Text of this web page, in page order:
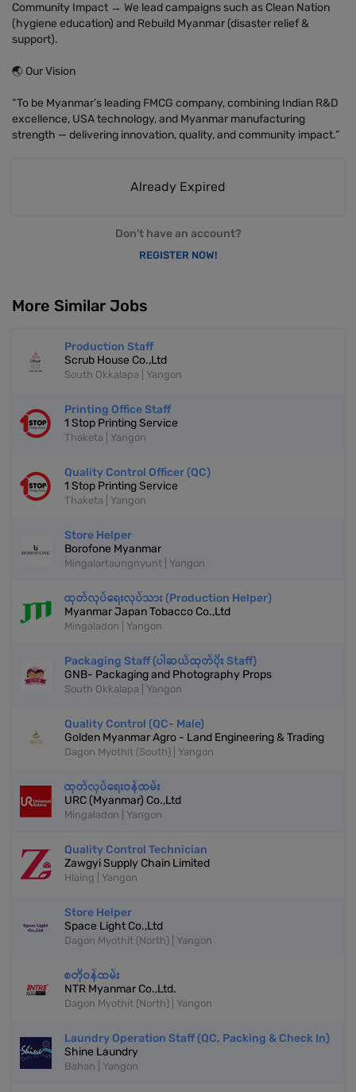
Community Impact → We lead campaigns such as Clean Nation
(hygiene education) and Rebuild Myanmar (disaster relief &
support).
🌏 Our Vision
“To be Myanmar’s leading FMCG company, combining Indian R&D
excellence, USA technology, and Myanmar manufacturing
strength — delivering innovation, quality, and community impact.”
Already Expired
Don't have an account?
REGISTER NOW!
More Similar Jobs
Production Staff
Scrub House Co.,Ltd
South Okkalapa | Yangon
Printing Office Staff
1 Stop Printing Service
Thaketa | Yangon
Quality Control Officer (QC)
1 Stop Printing Service
Thaketa | Yangon
Store Helper
Borofone Myanmar
Mingalartaungnyunt | Yangon
ထုတ်လုပ်ရေးလုပ်သား (Production Helper)
Myanmar Japan Tobacco Co.,Ltd
Mingaladon | Yangon
Packaging Staff (ပါဆယ်ထုတ်ပိုး Staff)
GNB- Packaging and Photography Props
South Okkalapa | Yangon
Quality Control (QC- Male)
Golden Myanmar Agro - Land Engineering & Trading
Dagon Myothit (South) | Yangon
ထုတ်လုပ်ရေးဝန်ထမ်း
URC (Myanmar) Co.,Ltd
Mingaladon | Yangon
Quality Control Technician
Zawgyi Supply Chain Limited
Hlaing | Yangon
Store Helper
Space Light Co.,Ltd
Dagon Myothit (North) | Yangon
စတိုဝန်ထမ်း
NTR Myanmar Co.,Ltd.
Dagon Myothit (North) | Yangon
Laundry Operation Staff (QC, Packing & Check In)
Shine Laundry
Bahan | Yangon